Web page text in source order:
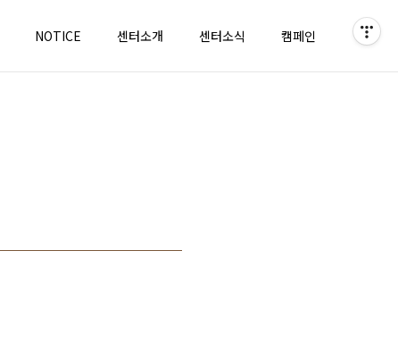
NOTICE 센터소개 센터소식 캠페인